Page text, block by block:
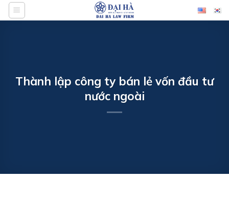
Bỏ
qua
Thành lập công ty bán lẻ vốn đầu tư
nước ngoài